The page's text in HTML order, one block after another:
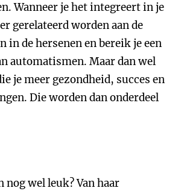
Wanneer je het integreert in je
gerelateerd worden aan de
in de hersenen en bereik je een
automatismen. Maar dan wel
je meer gezondheid, succes en
Die worden dan onderdeel
nog wel leuk? Van haar